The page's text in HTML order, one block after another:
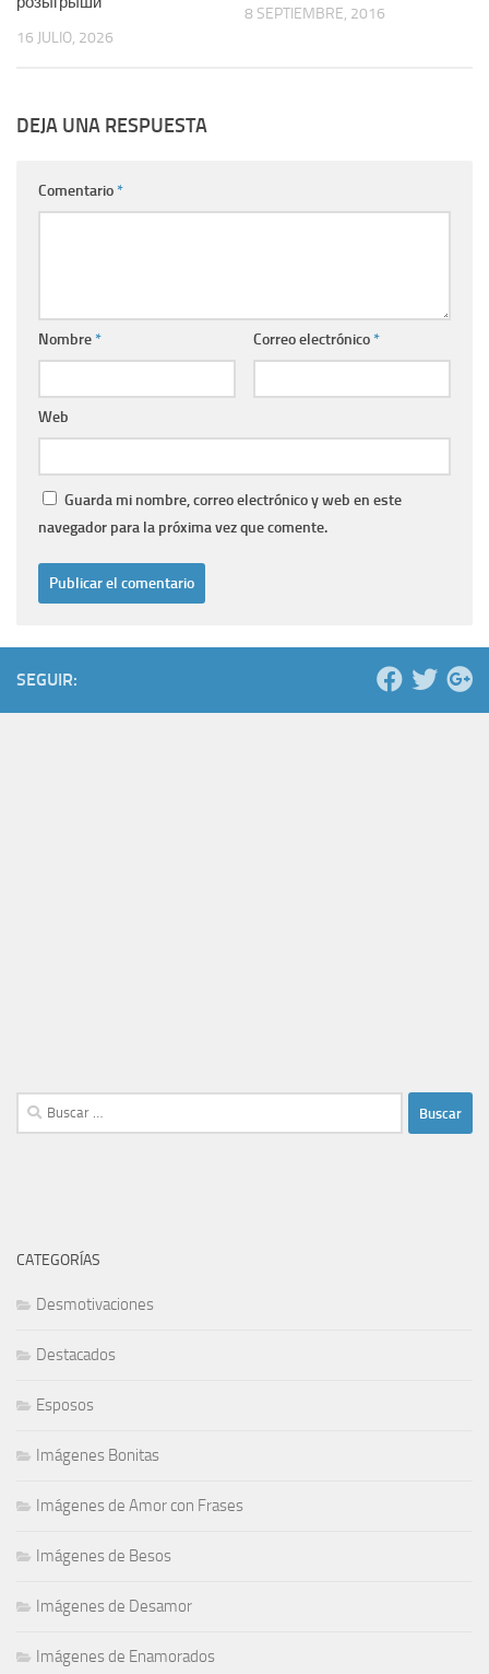
16 JULIO, 2026
8 SEPTIEMBRE, 2016
DEJA UNA RESPUESTA
Comentario*
Nombre* Correo electrónico*
Web
Guarda mi nombre, correo electrónico y web en este
navegador para la próxima vez que comente.
SEGUIR:
Buscar:
CATEGORÍAS
Desmotivaciones
Destacados
Esposos
Imágenes Bonitas
Imágenes de Amor con Frases
Imágenes de Besos
Imágenes de Desamor
Imágenes de Enamorados